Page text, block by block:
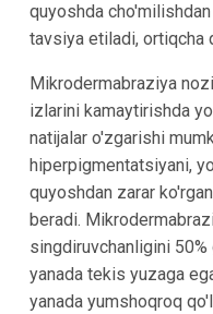
quyoshda
tavsiya etiladi, ortiqcha
Mikrodermabraziya
izlarini kamaytirishda
natijalar o'zgarishi
hiperpigmentatsiyani,
quyoshdan zarar
beradi.
singdiruvchanligini
yanada tekis yuzaga
yanada yumshoqroq